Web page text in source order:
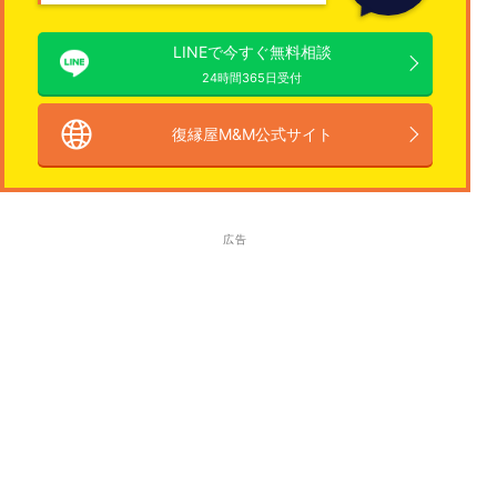
LINEで今すぐ無料相談
24時間365日受付
復縁屋M&M公式サイト
広告